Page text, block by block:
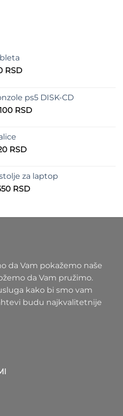
RSDRaspon
555 RSD
do
ps5 DISK-CD
RSDRaspon
RSDRaspon
935 RSD
do
za laptop
RSDRaspon
1.100 RSD
da Vam pokažemo naše
da Vam pružimo.
kako bi smo vam
budu najkvalitetnije